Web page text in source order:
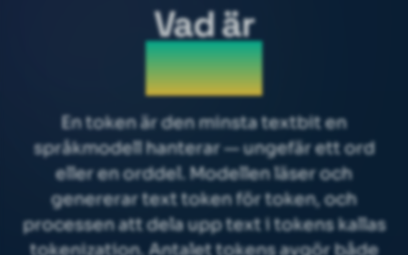
Vad är
Token
En token är den minsta textbit en
språkmodell hanterar — ungefär ett ord
eller en orddel. Modellen läser och
genererar text token för token, och
processen att dela upp text i tokens kallas
tokenization. Antalet tokens avgör både